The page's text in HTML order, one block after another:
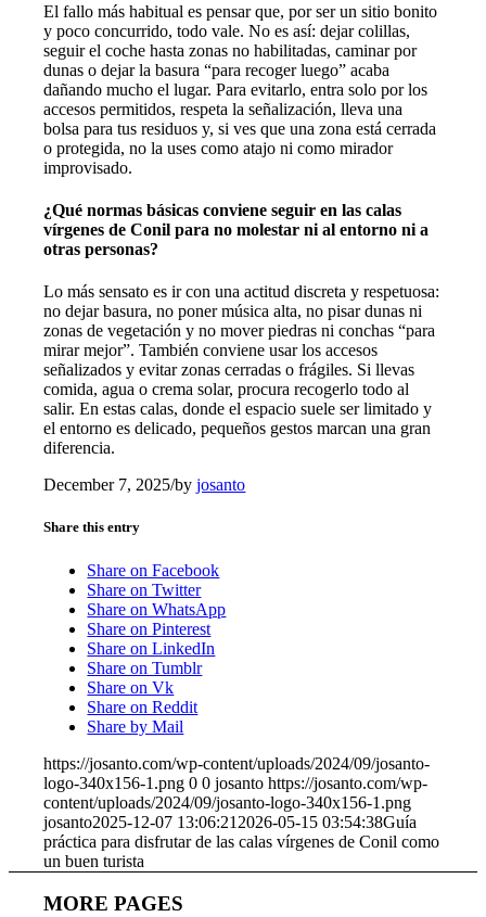
El fallo más habitual es pensar que, por ser un sitio bonito
y poco concurrido, todo vale. No es así: dejar colillas,
seguir el coche hasta zonas no habilitadas, caminar por
dunas o dejar la basura “para recoger luego” acaba
dañando mucho el lugar. Para evitarlo, entra solo por los
accesos permitidos, respeta la señalización, lleva una
bolsa para tus residuos y, si ves que una zona está cerrada
o protegida, no la uses como atajo ni como mirador
improvisado.
¿Qué normas básicas conviene seguir en las calas
vírgenes de Conil para no molestar ni al entorno ni a
otras personas?
Lo más sensato es ir con una actitud discreta y respetuosa:
no dejar basura, no poner música alta, no pisar dunas ni
zonas de vegetación y no mover piedras ni conchas “para
mirar mejor”. También conviene usar los accesos
señalizados y evitar zonas cerradas o frágiles. Si llevas
comida, agua o crema solar, procura recogerlo todo al
salir. En estas calas, donde el espacio suele ser limitado y
el entorno es delicado, pequeños gestos marcan una gran
diferencia.
December 7, 2025/byjosanto
Share this entry
Share on Facebook
Share on Twitter
Share on WhatsApp
Share on Pinterest
Share on LinkedIn
Share on Tumblr
Share on Vk
Share on Reddit
Share by Mail
https://josanto.com/wp-content/uploads/2024/09/josanto-
logo-340x156-1.png 0 0 josanto https://josanto.com/wp-
content/uploads/2024/09/josanto-logo-340x156-1.png
josanto2025-12-07 13:06:21 2026-05-15 03:54:38Guía
práctica para disfrutar de las calas vírgenes de Conil como
un buen turista
MORE PAGES